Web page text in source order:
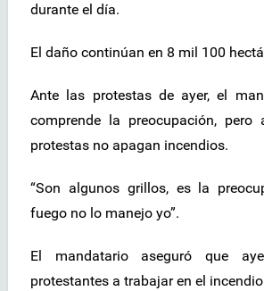
durante el día.
El daño continúan en 8 mil 100
Ante las protestas de ayer, el
comprende la preocupación, pero
protestas no apagan incendios.
“Son algunos grillos, es la
fuego no lo manejo yo”.
El mandatario aseguró que
protestantes a trabajar en el